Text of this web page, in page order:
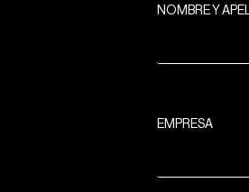
NOMBRE Y
EMPRESA